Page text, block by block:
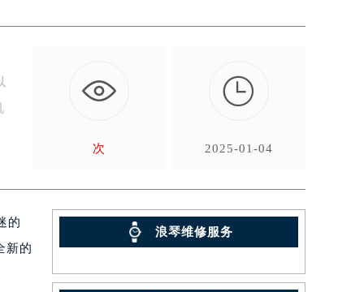
次

2025-01-04
的
新的
浪琴维修服务